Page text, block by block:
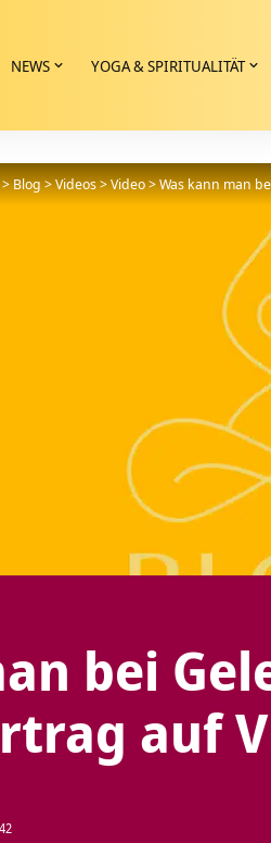
NEWS YOGA & SPIRITUALITÄT
>Blog>Videos>Video>Was kann man
bei
auf